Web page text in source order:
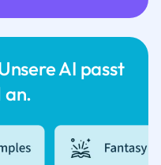
AI passt
an.